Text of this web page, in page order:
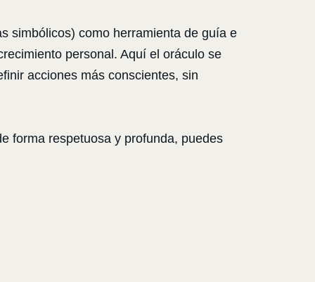
simbólicos) como herramienta de guía e
personal. Aquí el oráculo se
acciones más conscientes, sin
forma respetuosa y profunda, puedes